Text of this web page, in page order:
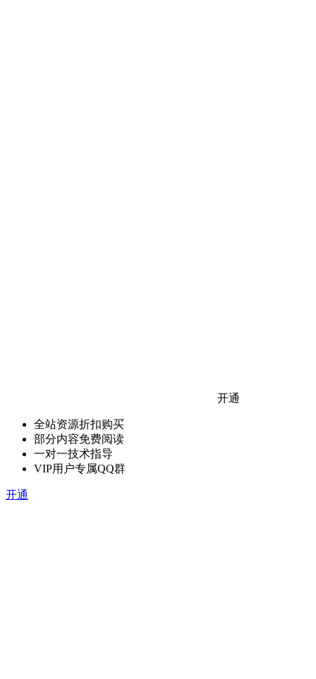
开通
全站资源折扣购买
部分内容免费阅读
一对一技术指导
VIP用户专属QQ群
开通